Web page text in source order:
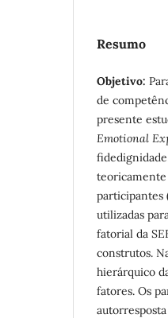
Resumo
Objetivo:
de
presente
Emotional
participantes
utilizadas
fatorial da
construtos.
hierárquico
fatores. Os